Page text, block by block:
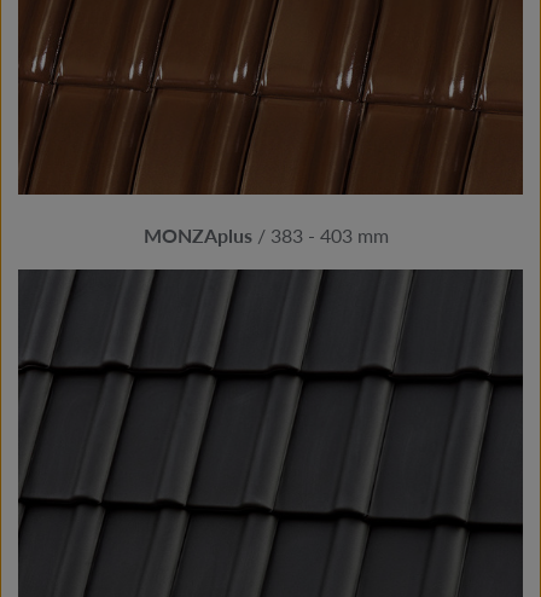
MONZAplus/ 383 - 403 mm